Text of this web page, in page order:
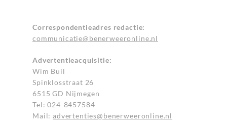
Correspondentieadres redactie:
communicatie@benerweeronline.nl
Advertentieacquisitie:
Wim Buil
Spinklosstraat 26
6515 GD Nijmegen
Tel: 024-8457584
Mail:advertenties@benerweeronline.nl